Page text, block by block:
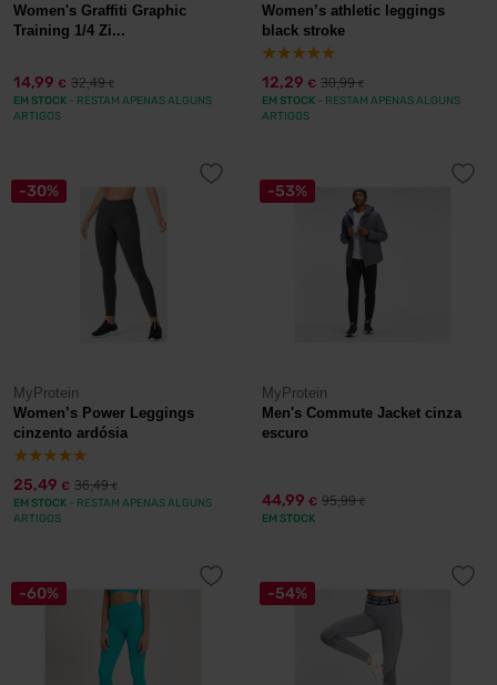
Women's Graffiti Graphic
Training 1/4 Zi...
14,99 € 32,49€
EM STOCK - RESTAM APENAS ALGUNS
ARTIGOS
Women’s athletic leggings
black stroke
12,29 € 30,99€
EM STOCK - RESTAM APENAS ALGUNS
ARTIGOS
-30%
MyProtein
Women’s Power Leggings
cinzento ardósia
25,49 € 36,49€
EM STOCK - RESTAM APENAS ALGUNS
ARTIGOS
-53%
MyProtein
Men's Commute Jacket cinza
escuro
44,99 € 95,99€
EM STOCK
-60% -54%